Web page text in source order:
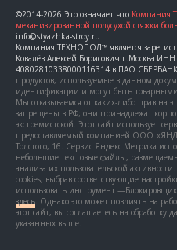
©2014-2026 Это означает что Компания
механизированной полусухой стяжки
info@styazhka-stroy.ru
Компания ТЕХНОПОЛ™ является
Ковалёв Алексей Борисович г.Москва
40802810338000116314 в ПАО
продуктов, используемые в данном
идентификации и могут быть
Мы отказываемся от каких-либо прав на
запрещены в РФ; они принадлежат
экстремистской. Этот сайт использует
предоставляемый компанией ООО
Толстого, 16. Сервис Яндекс Метрика
небольшие текстовые файлы,
анализа их пользовательской
cookies, выбрав соответствующие
использовать инструмент
здесь. Однако это может повлиять на
этот сайт, вы соглашаетесь на обработку
указанных выше.